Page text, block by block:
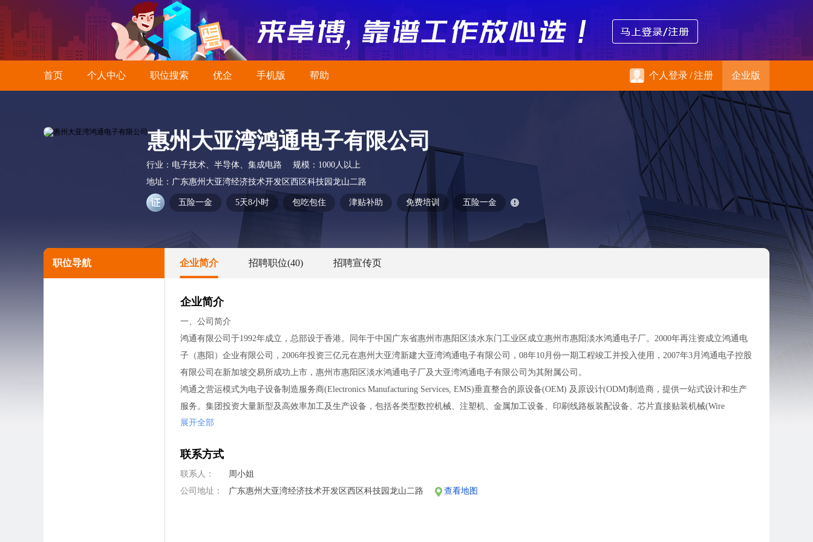
首页 个人中心 职位搜索 优企 手机版 帮助 个人登录/注册 企业版
惠州大亚湾鸿通电子有限公司
行业： 电子技术、半导体、集成电路 规模： 1000人以上
地址： 广东惠州大亚湾经济技术开发区西区科技园龙山二路
五险一金 5天8小时 包吃包住 津贴补助 免费培训 五险一金
职位导航 企业简介 招聘职位(40) 招聘宣传页
企业简介
一、公司简介
鸿通有限公司于1992年成立，总部设于香港。同年于中国广东省惠州市惠阳区淡水东门工业区成立惠州市惠阳淡水鸿通电子厂。2000年再注资成立鸿通电
子（惠阳）企业有限公司，2006年投资三亿元在惠州大亚湾新建大亚湾鸿通电子有限公司，08年10月份一期工程竣工并投入使用，2007年3月鸿通电子控股
有限公司在新加坡交易所成功上市，惠州市惠阳区淡水鸿通电子厂及大亚湾鸿通电子有限公司为其附属公司。
鸿通之营运模式为电子设备制造服务商(Electronics Manufacturing Services, EMS)垂直整合的原设备(OEM) 及原设计(ODM)制造商，提供一站式设计和生产
服务。集团投资大量新型及高效率加工及生产设备，包括各类型数控机械、注塑机、金属加工设备、印刷线路板装配设备、芯片直接贴装机械(Wire
Bonding / Chip On Board)及高速贴片机(SMT)等。
塑料制品等产品，产品内销或出口欧美和东南亚等地区。
鸿通已取得国际认可的质量管理系统认证ISO9001（2008）版、环保ISO14000 、 电子医疗设备 ISO13485 、通讯TL9000 及欧洲全面实施的无毒害物质检定
制度RoHS认证，
展开全部
联系方式
联系人：
周小姐
公司地址：
广东惠州大亚湾经济技术开发区西区科技园龙山二路 查看地图